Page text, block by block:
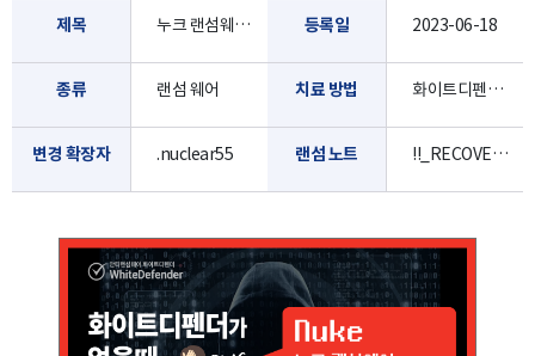
제목 누크 랜섬웨어 Nuke 등록일 2023-06-18
종류 랜섬 웨어 치료 방법 화이트디펜더로 진단/치료 가능합니다.
변경 확장자 .nuclear55 랜섬 노트 !!_RECOVERY_instructions_!!.txt / !!_RECOVERY_instructions_!!.html